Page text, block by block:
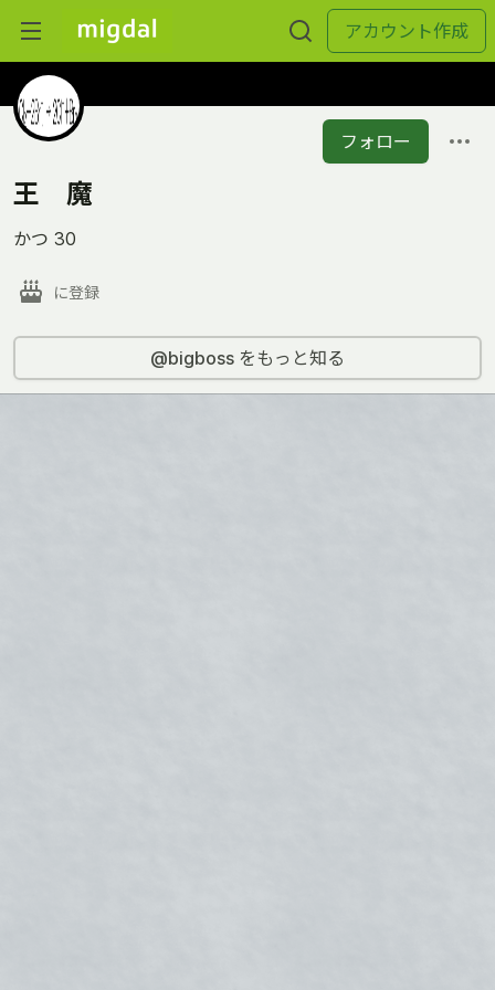
アカウント作成
フォロー
王 魔
かつ 30
に登録
@bigboss をもっと知る